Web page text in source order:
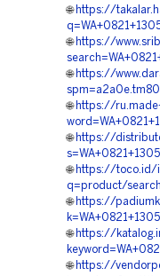
🌐 https://
🌐 https://
🌐 https://
🌐 https://
🌐 https://
🌐 https://toco.id/
q=product/
🌐 https://
🌐 https://
🌐 https://